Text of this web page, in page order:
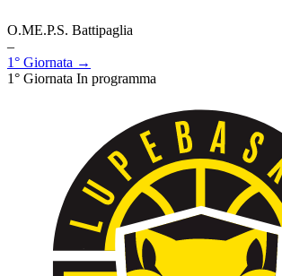
O.ME.P.S. Battipaglia
–
1° Giornata →
1° Giornata In programma